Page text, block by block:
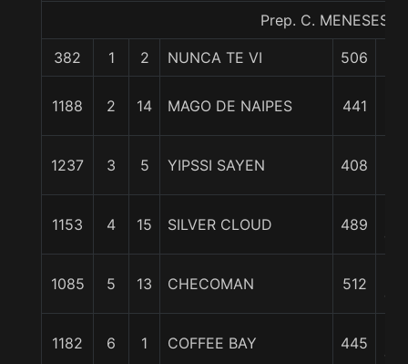
Prep. C. MENESES S.
382 1 2 NUNCA TE VI 506
1188 2 14 MAGO DE NAIPES 441
1237 3 5 YIPSSI SAYEN 408
1153 4 15 SILVER CLOUD 489
1085 5 13 CHECOMAN 512
1182 6 1 COFFEE BAY 445